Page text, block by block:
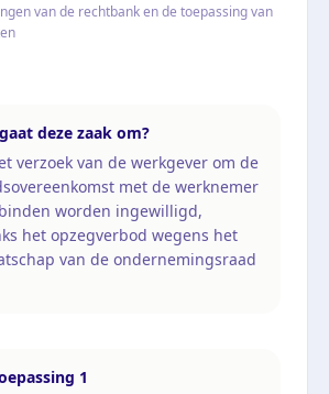
van de rechtbank en de toepassing van
deze zaak om?
verzoek van de werkgever om de
met de werknemer
worden ingewilligd,
het opzegverbod wegens het
van de ondernemingsraad
1